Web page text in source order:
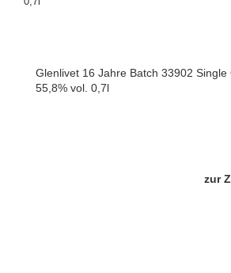
Glenlivet 16 Jahre Batch 33902 Single
55,8% vol. 0,7l
zur